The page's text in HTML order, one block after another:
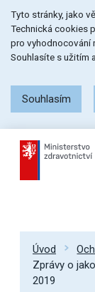
na
menu
na
obsah
na
patičku
stránky
Tyto stránky, jako
Technická cookies
pro vyhodnocování
Souhlasíte s užitím
Souhlasím
Úvod
Zprávy o
2019